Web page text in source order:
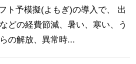
ト予模擬(よもぎ)の導入で、 出
どの経費節減、暑い、寒い、う
の解放、異常時...